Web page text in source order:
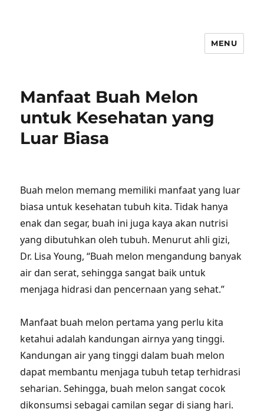
MENU
Manfaat Buah Melon
untuk Kesehatan yang
Luar Biasa
Buah melon memang memiliki manfaat yang luar
biasa untuk kesehatan tubuh kita. Tidak hanya
enak dan segar, buah ini juga kaya akan nutrisi
yang dibutuhkan oleh tubuh. Menurut ahli gizi,
Dr. Lisa Young, “Buah melon mengandung banyak
air dan serat, sehingga sangat baik untuk
menjaga hidrasi dan pencernaan yang sehat.”
Manfaat buah melon pertama yang perlu kita
ketahui adalah kandungan airnya yang tinggi.
Kandungan air yang tinggi dalam buah melon
dapat membantu menjaga tubuh tetap terhidrasi
seharian. Sehingga, buah melon sangat cocok
dikonsumsi sebagai camilan segar di siang hari.